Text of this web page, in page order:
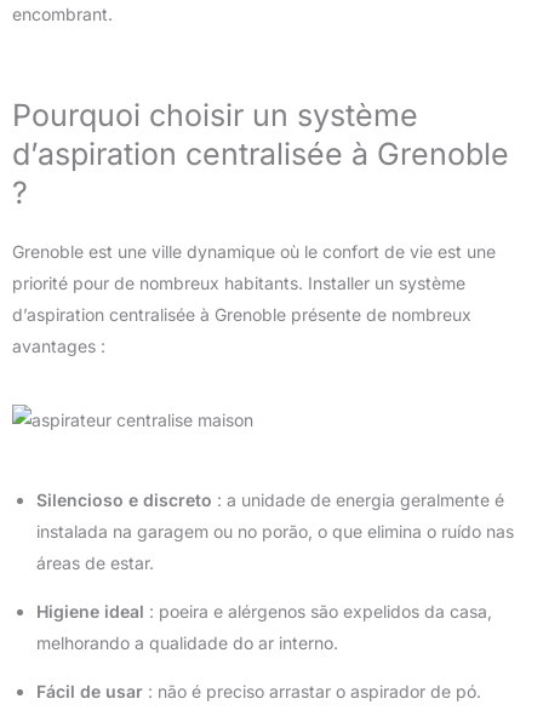
encombrant.
Pourquoi choisir un système
d’aspiration centralisée à Grenoble
?
Grenoble est une ville dynamique où le confort de vie est une
priorité pour de nombreux habitants. Installer un système
d’aspiration centralisée à Grenoble présente de nombreux
avantages :
Silencioso e discreto : a unidade de energia geralmente é
instalada na garagem ou no porão, o que elimina o ruído nas
áreas de estar.
Higiene ideal : poeira e alérgenos são expelidos da casa,
melhorando a qualidade do ar interno.
Fácil de usar : não é preciso arrastar o aspirador de pó.